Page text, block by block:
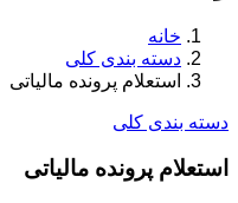
خانه
دسته بندی کلی
استعلام پرونده مالیاتی
دسته بندی کلی
استعلام پرونده مالیاتی